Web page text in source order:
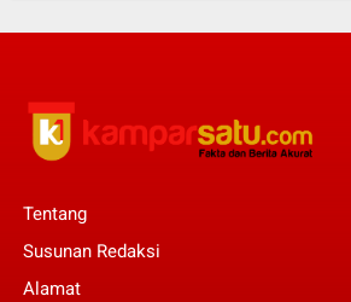
Tentang
Susunan Redaksi
Alamat